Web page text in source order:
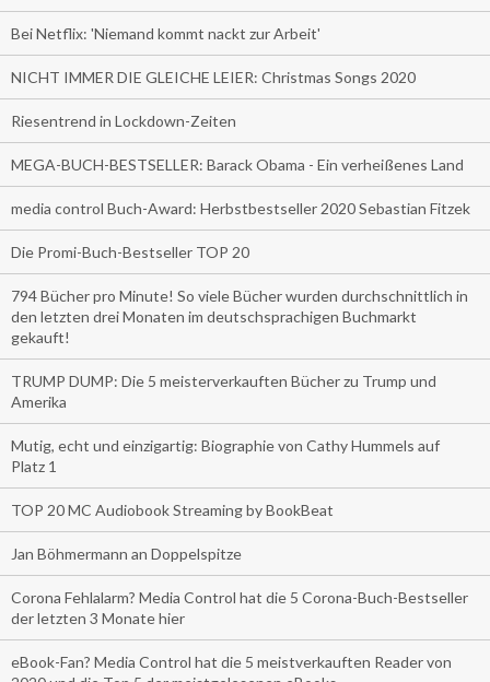
Bei Netflix: 'Niemand kommt nackt zur Arbeit'
NICHT IMMER DIE GLEICHE LEIER: Christmas Songs 2020
Riesentrend in Lockdown-Zeiten
MEGA-BUCH-BESTSELLER: Barack Obama - Ein verheißenes Land
media control Buch-Award: Herbstbestseller 2020 Sebastian Fitzek
Die Promi-Buch-Bestseller TOP 20
794 Bücher pro Minute! So viele Bücher wurden durchschnittlich in
den letzten drei Monaten im deutschsprachigen Buchmarkt
gekauft!
TRUMP DUMP: Die 5 meisterverkauften Bücher zu Trump und
Amerika
Mutig, echt und einzigartig: Biographie von Cathy Hummels auf
Platz 1
TOP 20 MC Audiobook Streaming by BookBeat
Jan Böhmermann an Doppelspitze
Corona Fehlalarm? Media Control hat die 5 Corona-Buch-Bestseller
der letzten 3 Monate hier
eBook-Fan? Media Control hat die 5 meistverkauften Reader von